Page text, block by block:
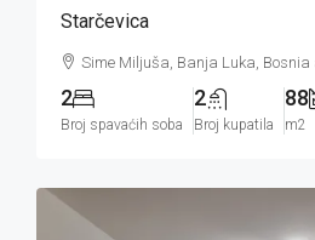
Starčevica
Sime Miljuša, Banja Luka, Bosnia
2
Broj spavaćih soba
2
Broj kupatila
88
m2